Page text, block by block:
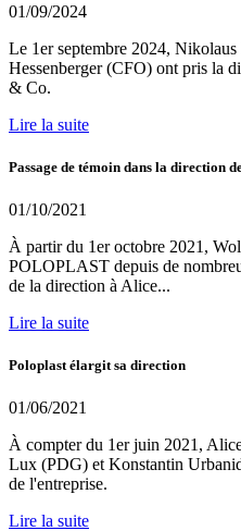
01/09/2024
Le 1er septembre 2024,
Hessenberger (CFO) ont pris la
& Co.
Lire la suite
Passage de témoin dans la direction
01/10/2021
À partir du 1er octobre 2021,
POLOPLAST depuis de
de la direction à Alice...
Lire la suite
Poloplast élargit sa direction
01/06/2021
À compter du 1er juin 2021,
Lux (PDG) et Konstantin
de l'entreprise.
Lire la suite